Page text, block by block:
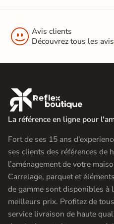
 Avis clients
Découvrez tous les avis

La référence en ligne pour
Fort de ses 15 ans
ses clients des références de
l’aménagement de votre
Carrelage, parquet et
de gamme sont disponibles à
meilleurs prix. Profitez de
service livraison de haute